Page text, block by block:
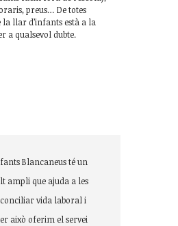
preus… De totes
la llar d’infants està a la
a qualsevol dubte.
Blancaneus té un
ampli que ajuda a les
vida laboral i
això oferim el servei